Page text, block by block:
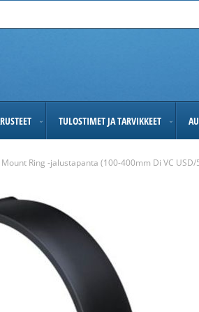
TULOSTIMET JA TARVIKKEET
Ring -jalustapanta (100-400mm Di VC USD/